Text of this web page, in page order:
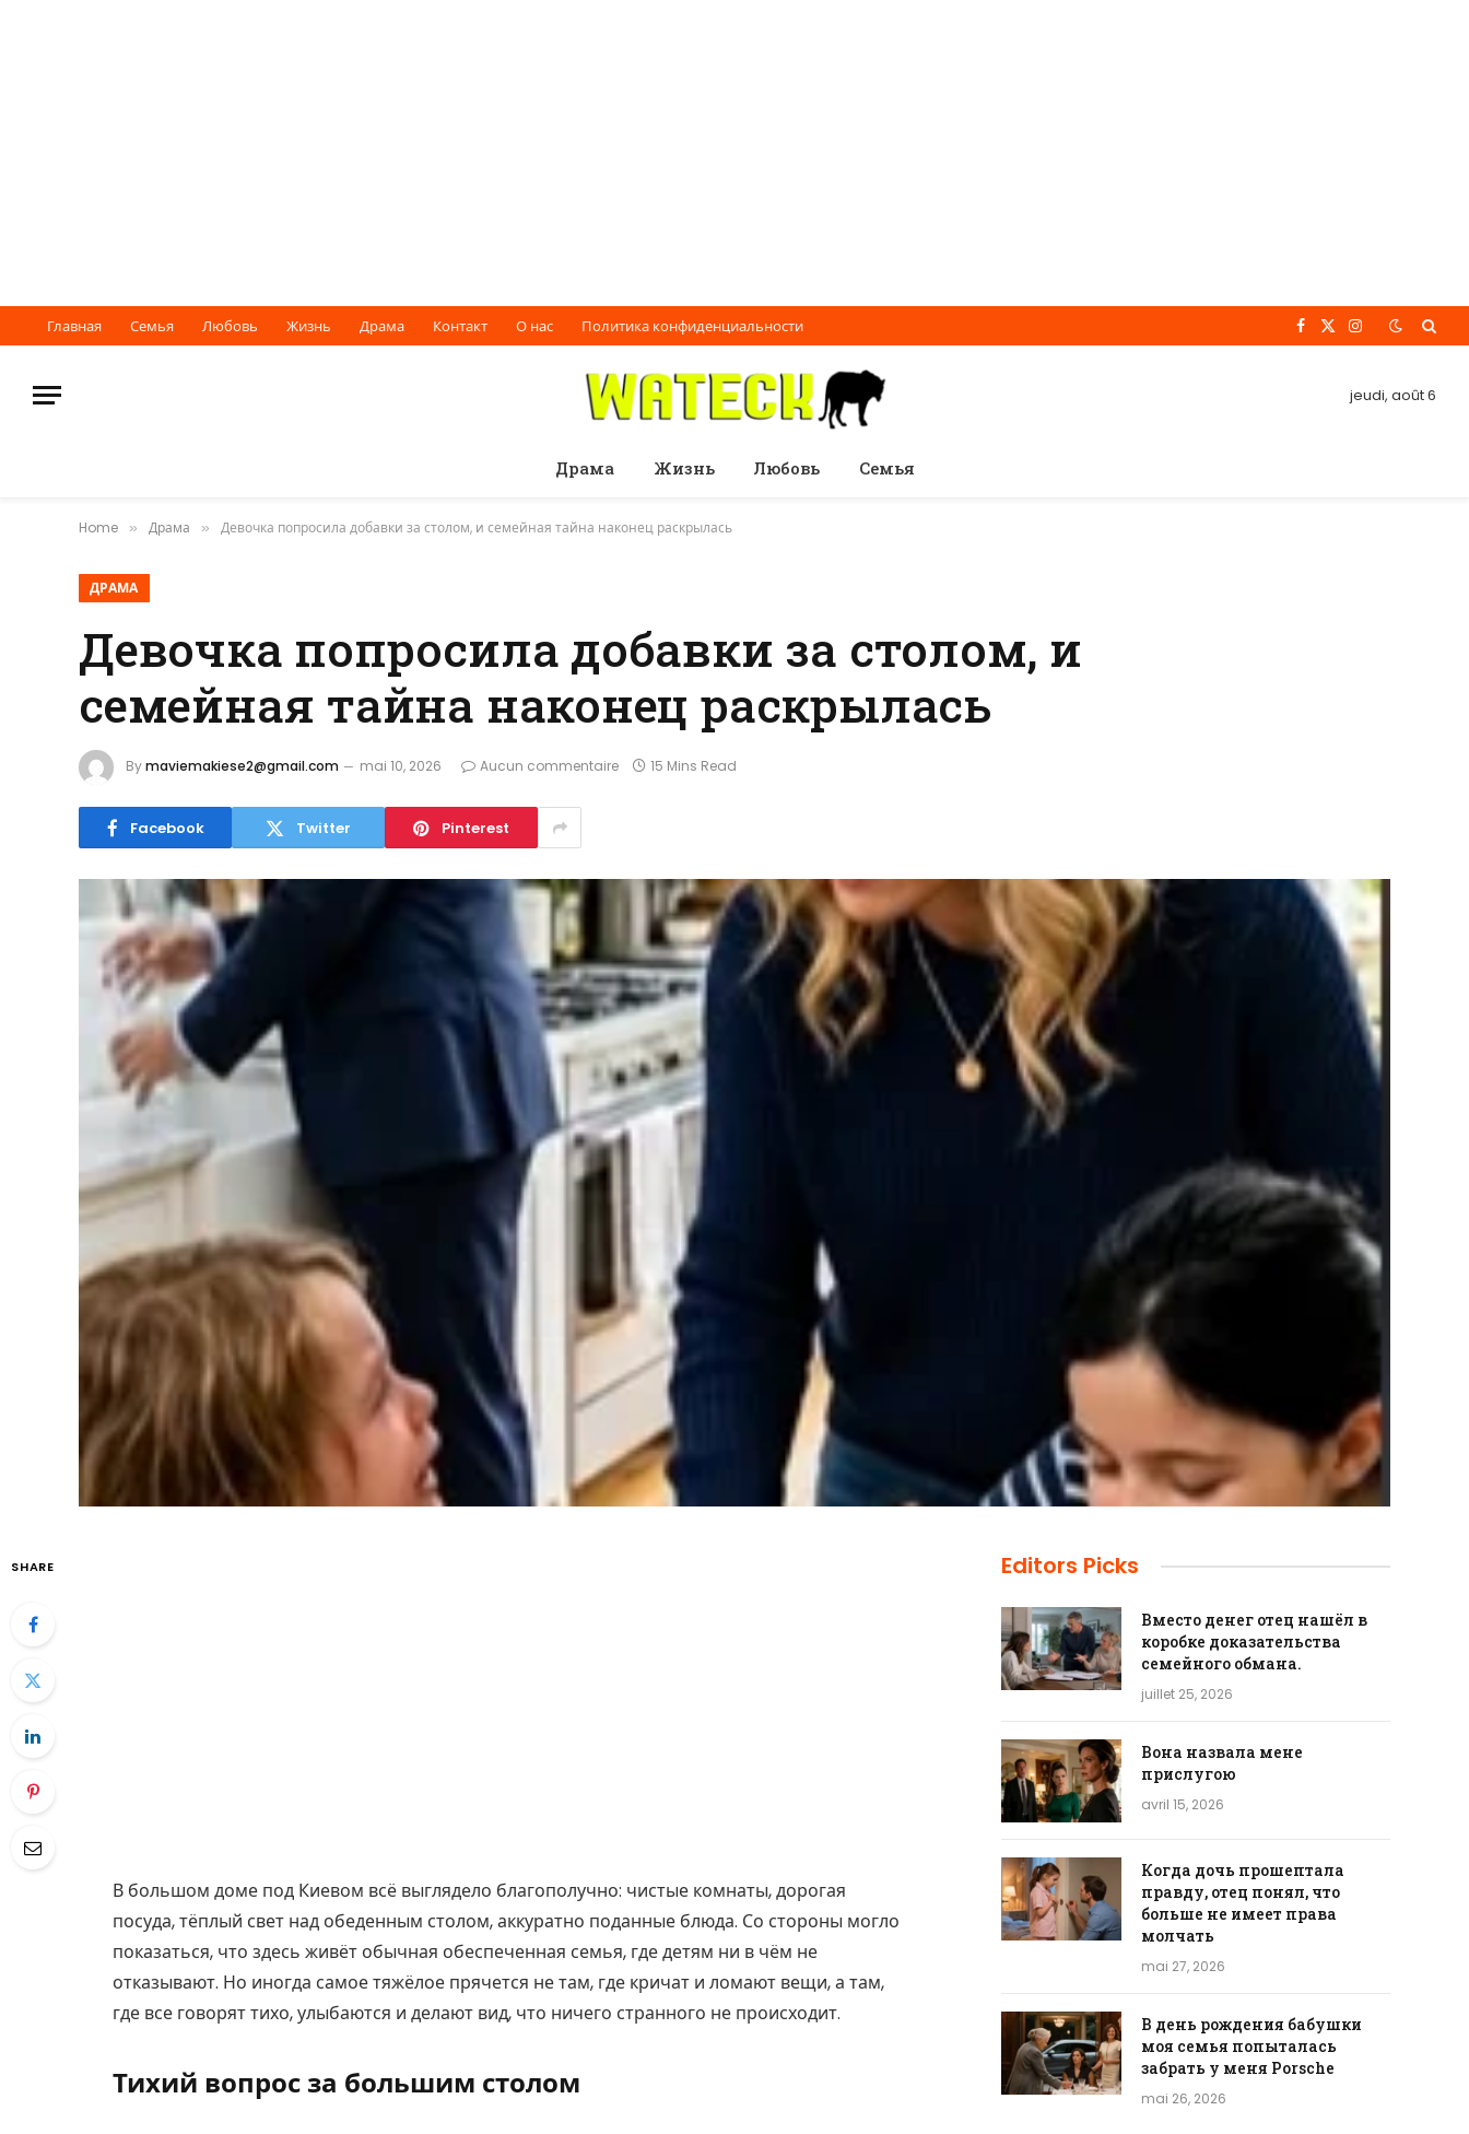
Главная Семья Любовь Жизнь Драма Контакт О нас Политика конфиденциальности Facebook
X
Instagram
jeudi, août 6
Драма Жизнь Любовь Семья
Home » Драма » Девочка попросила добавки за столом, и семейная тайна наконец раскрылась
ДРАМА
Девочка попросила добавки за столом, и
семейная тайна наконец раскрылась
Bymaviemakiese2@gmail.com mai 10, 2026 Aucun commentaire 15 Mins Read
Facebook Twitter Pinterest
SHARE
В большом доме под Киевом всё выглядело благополучно: чистые комнаты, дорогая
посуда, тёплый свет над обеденным столом, аккуратно поданные блюда. Со стороны могло
показаться, что здесь живёт обычная обеспеченная семья, где детям ни в чём не
отказывают. Но иногда самое тяжёлое прячется не там, где кричат и ломают вещи, а там,
где все говорят тихо, улыбаются и делают вид, что ничего странного не происходит.
Тихий вопрос за большим столом
Editors Picks
Вместо денег отец нашёл в
коробке доказательства
семейного обмана.
juillet 25, 2026
Вона назвала мене
прислугою
avril 15, 2026
Когда дочь прошептала
правду, отец понял, что
больше не имеет права
молчать
mai 27, 2026
В день рождения бабушки
моя семья попыталась
забрать у меня Porsche
mai 26, 2026